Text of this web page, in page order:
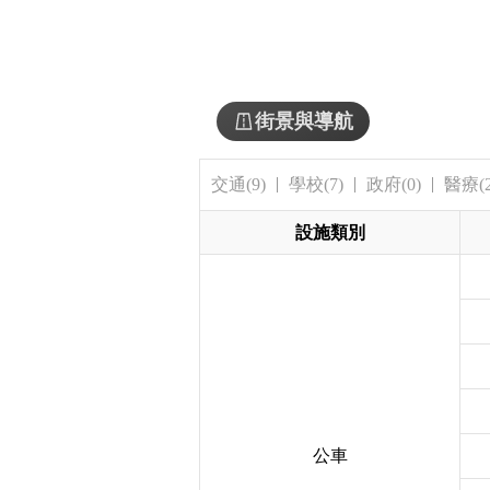
街景與導航
交通(9) 學校(7) 政府(0) 醫療
設施類別
公車